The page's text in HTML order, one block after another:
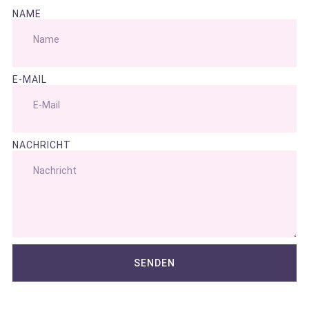
NAME
E-MAIL
NACHRICHT
SENDEN